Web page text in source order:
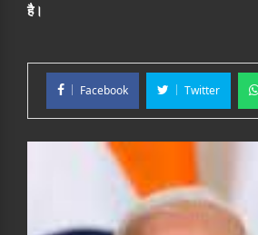
है।
Facebook Twitter